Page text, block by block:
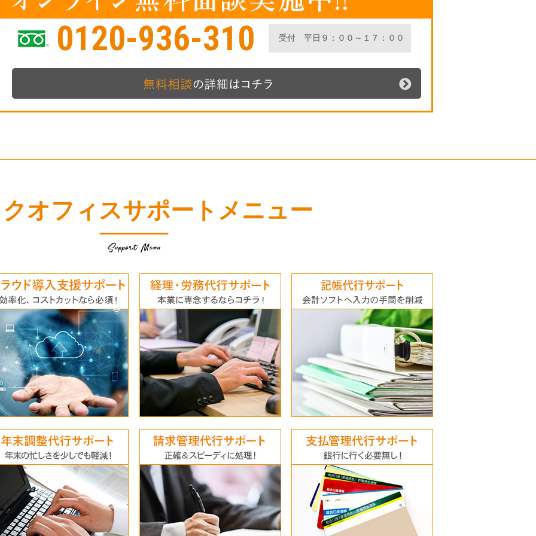
0120-936-310 受付 平日９：００～１７：００
オフィスサポートメニュー